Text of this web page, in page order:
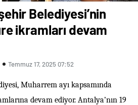
Belediyesi’nin
ikramları devam
Temmuz 17, 2025 07:52
Muharrem ayı kapsamında
devam ediyor. Antalya’nın 19